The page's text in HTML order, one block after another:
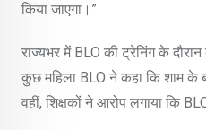
किया जाएगा।”
राज्यभर में BLO की ट्रेनिंग के
कुछ महिला BLO ने कहा कि शाम के
वहीं, शिक्षकों ने आरोप लगाया कि